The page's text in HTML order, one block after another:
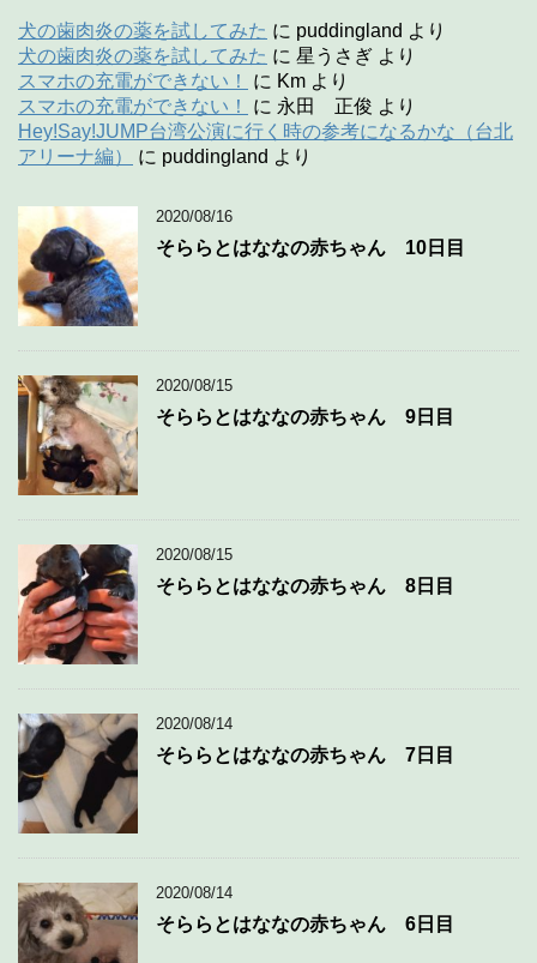
犬の歯肉炎の薬を試してみた に puddingland より
犬の歯肉炎の薬を試してみた に 星うさぎ より
スマホの充電ができない！
に Km より
スマホの充電ができない！
に 永田 正俊 より
Hey!Say!JUMP台湾公演に行く時の参考になるかな（台北
アリーナ編）
に puddingland より
2020/08/16
そららとはななの赤ちゃん 10日目
2020/08/15
そららとはななの赤ちゃん 9日目
2020/08/15
そららとはななの赤ちゃん 8日目
2020/08/14
そららとはななの赤ちゃん 7日目
2020/08/14
そららとはななの赤ちゃん 6日目